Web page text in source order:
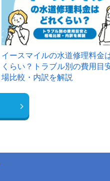
イースマイルの水道修理料金
くらい？トラブル別の費用目
場比較・内訳を解説